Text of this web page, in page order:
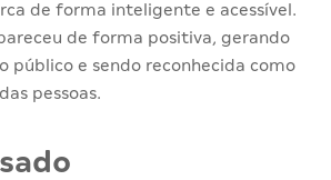
de forma inteligente e acessível.
de forma positiva, gerando
público e sendo reconhecida como
pessoas.